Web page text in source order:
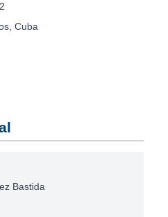
Cuba
Bastida